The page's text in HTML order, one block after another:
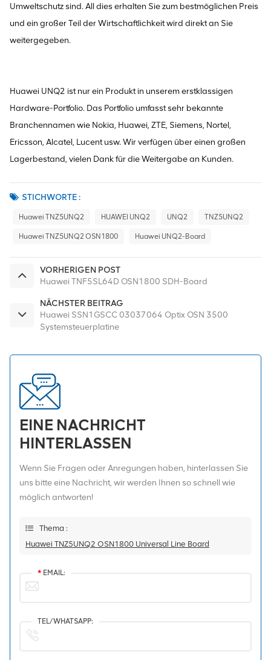
Umweltschutz sind. All dies erhalten Sie zum bestmöglichen Preis
und ein großer Teil der Wirtschaftlichkeit wird direkt an Sie
weitergegeben.
Huawei UNQ2 ist nur ein Produkt in unserem erstklassigen
Hardware-Portfolio. Das Portfolio umfasst sehr bekannte
Branchennamen wie Nokia, Huawei, ZTE, Siemens, Nortel,
Ericsson, Alcatel, Lucent usw. Wir verfügen über einen großen
Lagerbestand, vielen Dank für die Weitergabe an Kunden.
STICHWORTE :
Huawei TNZ5UNQ2 HUAWEI UNQ2 UNQ2 TNZ5UNQ2
Huawei TNZ5UNQ2 OSN1800 Huawei UNQ2-Board
VORHERIGEN POST
Huawei TNF5SL64D OSN1800 SDH-Board
NÄCHSTER BEITRAG
Huawei SSN1GSCC 03037064 Optix OSN 3500
Systemsteuerplatine
EINE NACHRICHT
HINTERLASSEN
Wenn Sie Fragen oder Anregungen haben, hinterlassen Sie
uns bitte eine Nachricht, wir werden Ihnen so schnell wie
möglich antworten!
Thema :
Huawei TNZ5UNQ2 OSN1800 Universal Line Board
* EMAIL:
TEL/WHATSAPP: